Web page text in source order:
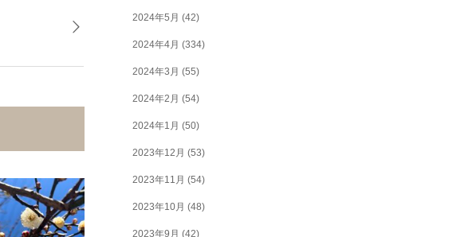
2024年5月 (42)
2024年4月 (334)
2024年3月 (55)
2024年2月 (54)
2024年1月 (50)
2023年12月 (53)
2023年11月 (54)
2023年10月 (48)
2023年9月 (42)